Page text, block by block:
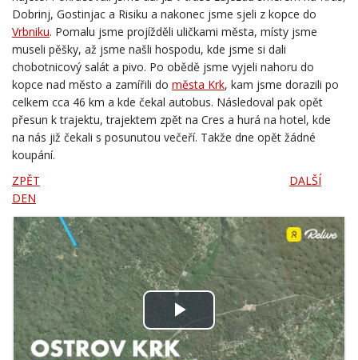
Dobrinj, Gostinjac a Risiku a nakonec jsme sjeli z kopce do
Vrbniku . Pomalu jsme projížděli uličkami města, místy jsme
museli pěšky, až jsme našli hospodu, kde jsme si dali
chobotnicový salát a pivo. Po obědě jsme vyjeli nahoru do
kopce nad město a zamířili do města Krk , kam jsme dorazili po
celkem cca 46 km a kde čekal autobus. Následoval pak opět
přesun k trajektu, trajektem zpět na Cres a hurá na hotel, kde
na nás již čekali s posunutou večeří. Takže dne opět žádné
koupání.
ZPĚT
DALŠÍ
DEN